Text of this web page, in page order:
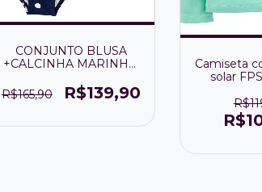
CONJUNTO BLUSA
+CALCINHA MARINHO
MENINA FPS 50+
(proteçãp térmica)
R$165,90 R$139,90
Camiseta
solar